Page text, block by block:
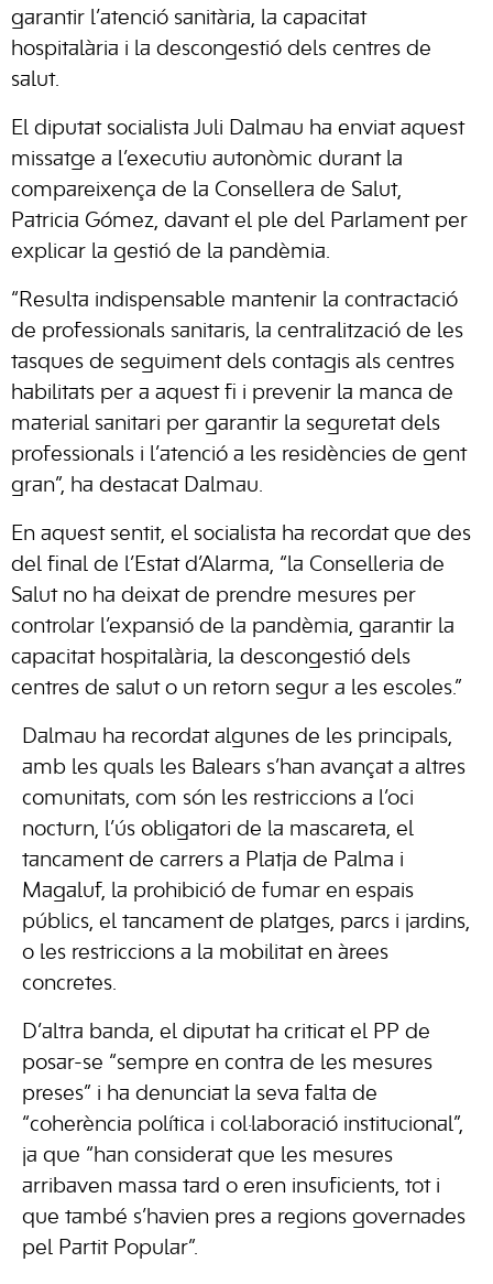
garantir l’atenció sanitària, la capacitat
hospitalària i la descongestió dels centres de
salut.
El diputat socialista Juli Dalmau ha enviat aquest
missatge a l’executiu autonòmic durant la
compareixença de la Consellera de Salut,
Patricia Gómez, davant el ple del Parlament per
explicar la gestió de la pandèmia.
“Resulta indispensable mantenir la contractació
de professionals sanitaris, la centralització de les
tasques de seguiment dels contagis als centres
habilitats per a aquest fi i prevenir la manca de
material sanitari per garantir la seguretat dels
professionals i l’atenció a les residències de gent
gran”, ha destacat Dalmau.
En aquest sentit, el socialista ha recordat que des
del final de l’Estat d’Alarma, “la Conselleria de
Salut no ha deixat de prendre mesures per
controlar l’expansió de la pandèmia, garantir la
capacitat hospitalària, la descongestió dels
centres de salut o un retorn segur a les escoles.”
Dalmau ha recordat algunes de les principals,
amb les quals les Balears s’han avançat a altres
comunitats, com són les restriccions a l’oci
nocturn, l’ús obligatori de la mascareta, el
tancament de carrers a Platja de Palma i
Magaluf, la prohibició de fumar en espais
públics, el tancament de platges, parcs i jardins,
o les restriccions a la mobilitat en àrees
concretes.
D’altra banda, el diputat ha criticat el PP de
posar-se “sempre en contra de les mesures
preses” i ha denunciat la seva falta de
“coherència política i col·laboració institucional”,
ja que “han considerat que les mesures
arribaven massa tard o eren insuficients, tot i
que també s’havien pres a regions governades
pel Partit Popular”.